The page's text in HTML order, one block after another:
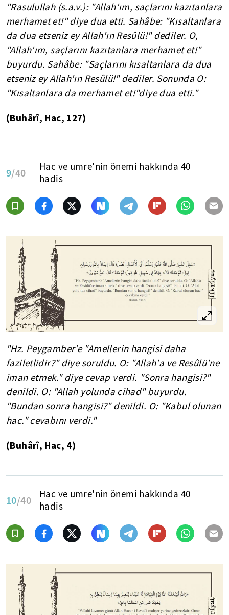
"Rasulullah (s.a.v.): "Allah'ım, saçlarını kazıtanlara
merhamet et!" diye dua etti. Sahâbe: "Kısaltanlara
da dua etseniz ey Allah'ın Resûlü!" dediler. O,
"Allah'ım, saçlarını kazıtanlara merhamet et!"
buyurdu. Sahâbe: "Saçlarını kısaltanlara da dua
etseniz ey Allah'ın Resûlü!" dediler. Sonunda O:
"Kısaltanlara da merhamet et!"diye dua etti."
(Buhârî, Hac, 127)
9/40
Hac ve umre'nin önemi hakkında 40
hadis
"Hz. Peygamber'e "Amellerin hangisi daha
faziletlidir?" diye soruldu. O: "Allah'a ve Resûlü'ne
iman etmek." diye cevap verdi. "Sonra hangisi?"
denildi. O: "Allah yolunda cihad" buyurdu.
"Bundan sonra hangisi?" denildi. O: "Kabul olunan
hac." cevabını verdi."
(Buhârî, Hac, 4)
10/40
Hac ve umre'nin önemi hakkında 40
hadis